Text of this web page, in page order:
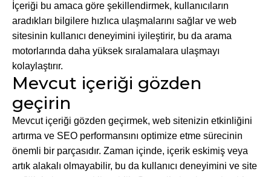
İçeriği bu amaca göre şekillendirmek, kullanıcıların
aradıkları bilgilere hızlıca ulaşmalarını sağlar ve web
sitesinin kullanıcı deneyimini iyileştirir, bu da arama
motorlarında daha yüksek sıralamalara ulaşmayı
kolaylaştırır.
Mevcut içeriği gözden
geçirin
Mevcut içeriği gözden geçirmek, web sitenizin etkinliğini
artırma ve SEO performansını optimize etme sürecinin
önemli bir parçasıdır. Zaman içinde, içerik eskimiş veya
artık alakalı olmayabilir, bu da kullanıcı deneyimini ve site